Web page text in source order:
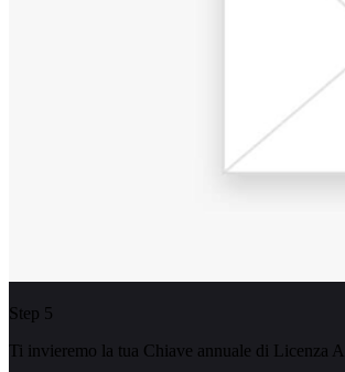
Step 5
Ti invieremo la tua Chiave annuale di Licenza